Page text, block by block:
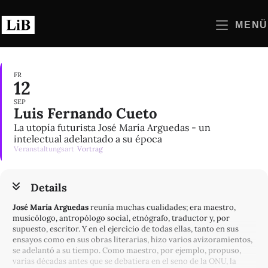
Inhalt
springen
MENÜ
FR
12
SEP
Luis Fernando Cueto
La utopía futurista José María Arguedas - un
intelectual adelantado a su época
Veranstaltungsart Vortrag
Details
José María Arguedasreunía muchas cualidades; era maestro,
musicólogo, antropólogo social, etnógrafo, traductor y, por
supuesto, escritor. Y en el ejercicio de todas ellas, tanto en sus
ensayos como en sus obras literarias, hizo varios avizoramientos,
se adelantó a su tiempo. Como maestro, por ejemplo, propuso,
varias décadas antes que se debatiera en el seno de la ONU, la